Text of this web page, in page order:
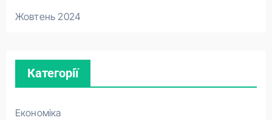
Жовтень 2024
Категорії
Економіка